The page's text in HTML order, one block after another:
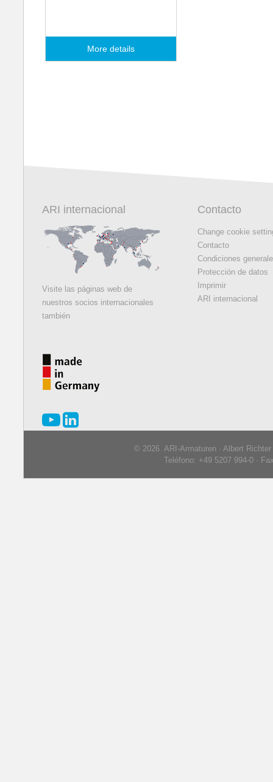
More details
ARI internacional
Visite las páginas web de
nuestros socios internacionales
también
Contacto
Change cookie
Contacto
Condiciones
Protección de datos
Imprimir
ARI internacional
© 2026 ARI-Armaturen · Albert
Teléfono: +49 5207 994-0 ·